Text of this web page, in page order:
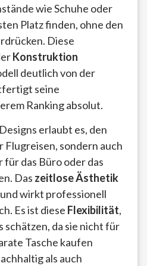
wie Schuhe oder
Platz finden, ohne den
Diese
Konstruktion
deutlich von der
seine
Ranking absolut.
erlaubt es, den
Flugreisen, sondern auch
das Büro oder das
Das zeitlose Ästhetik
wirkt professionell
Es ist diese Flexibilität,
schätzen, da sie nicht für
Tasche kaufen
als auch